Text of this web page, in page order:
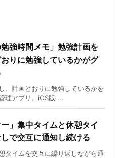
勉強時間メモ」勉強計画を
りに勉強しているかがグ
、計画どおりに勉強しているかを
理アプリ。iOS版 ...
ー」集中タイムと休憩タイ
で交互に通知し続ける
タイムを交互に繰り返しながら通